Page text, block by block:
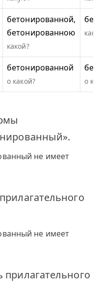
бетонированной,
бетонированною
какой?
бетонированной
о какой? о
не имеет
не имеет
прилагательного